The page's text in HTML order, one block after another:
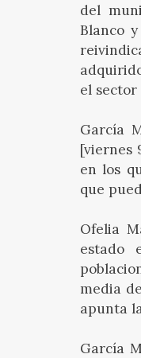
del
Blanco
el
García
[viernes
en los
que
Ofelia
estado
media
apunta
García